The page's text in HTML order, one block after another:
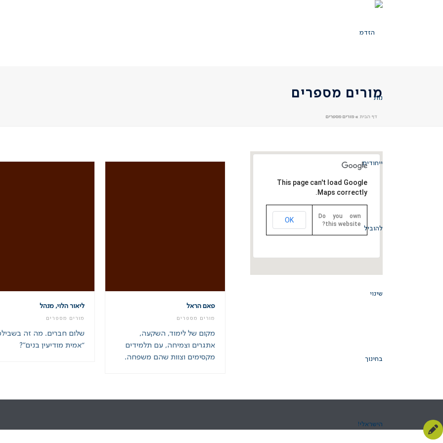
מורים מספרים
דף הבית »מורים מספרים
פאם הראל
מורים מספרים
מקום של לימוד, השקעה,
אתגרים וצמיחה, עם תלמידים
מקסימים וצוות שהם משפחה.
ליאור הלוי, מנהל
מורים מספרים
שלום חברים. מה זה
“אמית מודיעין בנים”?
This page can't load Google
Maps correctly.
Do you own
this website?
OK